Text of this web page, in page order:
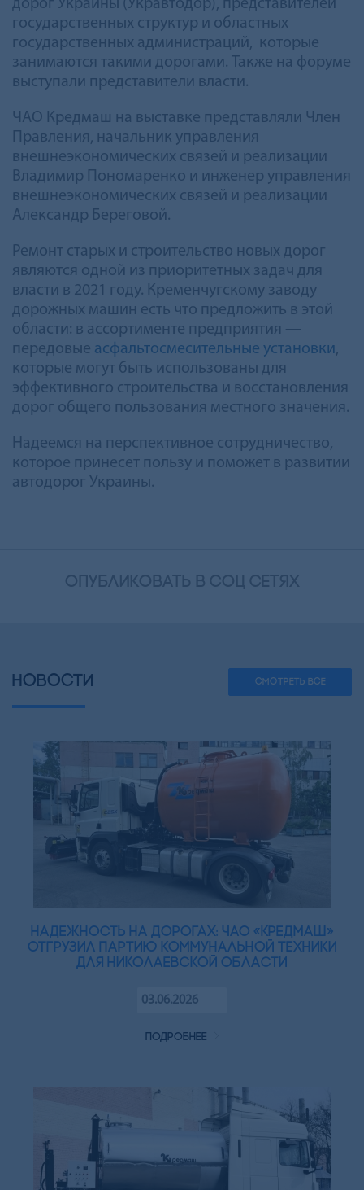
дорог Украины (Укравтодор), представителей
государственных структур и областных
государственных администраций, которые
занимаются такими дорогами. Также на форуме
выступали представители власти.
ЧАО Кредмаш на выставке представляли Член
Правления, начальник управления
внешнеэкономических связей и реализации
Владимир Пономаренко и инженер управления
внешнеэкономических связей и реализации
Александр Береговой.
Ремонт старых и строительство новых дорог
являются одной из приоритетных задач для
власти в 2021 году. Кременчугскому заводу
дорожных машин есть что предложить в этой
области: в ассортименте предприятия —
передовые асфальтосмесительные установки,
которые могут быть использованы для
эффективного строительства и восстановления
дорог общего пользования местного значения.
Надеемся на перспективное сотрудничество,
которое принесет пользу и поможет в развитии
автодорог Украины.
опубликовать в соц сетях
НОВОСТИ СМОТРЕТЬ ВСЕ
Надежность на дорогах: ЧАО «Кредмаш»
отгрузил партию коммунальной техники
для Николаевской области
03.06.2026
подробнее